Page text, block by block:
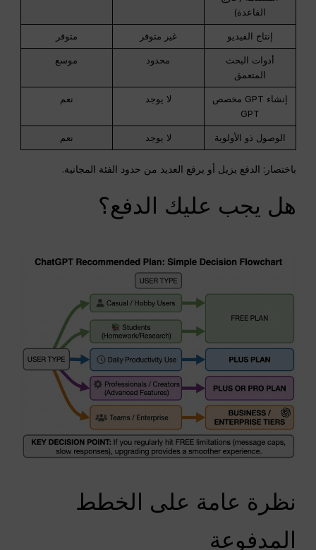
القاعدة)
إنتاج الفيديو غير متوفر متوفر
أدوات البحث
المتعمق
محدود موسع
إنشاء GPT مخصص
GPT
لا يوجد نعم
الوصول ذو الأولوية لا يوجد نعم
باختصار: الدفع يزيل أو يرفع العديد من حدود الفئة المجانية.
هل يجب عليك الدفع؟
نظرة عامة على الخطط
المدفوعة